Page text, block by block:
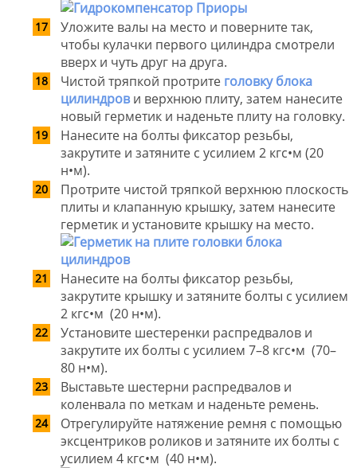
Уложите валы на место и поверните так,
чтобы кулачки первого цилиндра смотрели
вверх и чуть друг на друга.
Чистой тряпкой протрите головку блока
цилиндрови верхнюю плиту, затем нанесите
новый герметик и наденьте плиту на головку.
Нанесите на болты фиксатор резьбы,
закрутите и затяните с усилием 2 кгс•м (20
н•м).
Протрите чистой тряпкой верхнюю плоскость
плиты и клапанную крышку, затем нанесите
герметик и установите крышку на место.
Нанесите на болты фиксатор резьбы,
закрутите крышку и затяните болты с усилием
2 кгс•м (20 н•м).
Установите шестеренки распредвалов и
закрутите их болты с усилием 7–8 кгс•м (70–
80 н•м).
Выставьте шестерни распредвалов и
коленвала по меткам и наденьте ремень.
Отрегулируйте натяжение ремня с помощью
эксцентриков роликов и затяните их болты с
усилием 4 кгс•м (40 н•м).